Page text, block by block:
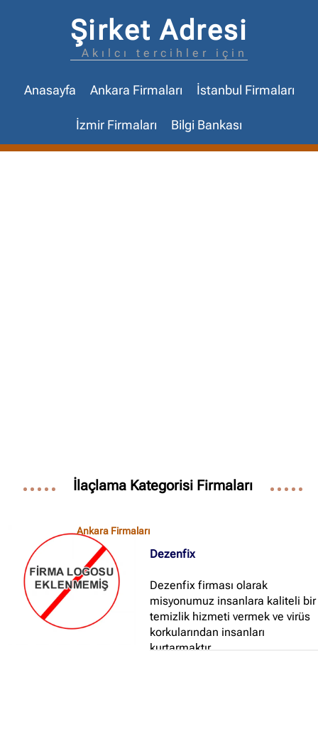
Şirket Adresi
Akılcı tercihler için
Anasayfa Ankara Firmaları İstanbul Firmaları
İzmir Firmaları Bilgi Bankası
İlaçlama Kategorisi Firmaları
Ankara Firmaları
Dezenfix
Dezenfix firması olarak
misyonumuz insanlara kaliteli bir
temizlik hizmeti vermek ve virüs
korkularından insanları
kurtarmaktır...